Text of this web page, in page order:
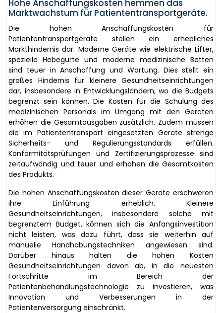
Hohe Anschaffungskosten hemmen das
Marktwachstum für Patiententransportgeräte.
Die hohen Anschaffungskosten für
Patiententransportgeräte stellen ein erhebliches
Markthindernis dar. Moderne Geräte wie elektrische Lifter,
spezielle Hebegurte und moderne medizinische Betten
sind teuer in Anschaffung und Wartung. Dies stellt ein
großes Hindernis für kleinere Gesundheitseinrichtungen
dar, insbesondere in Entwicklungsländern, wo die Budgets
begrenzt sein können. Die Kosten für die Schulung des
medizinischen Personals im Umgang mit den Geräten
erhöhen die Gesamtausgaben zusätzlich. Zudem müssen
die im Patiententransport eingesetzten Geräte strenge
Sicherheits- und Regulierungsstandards erfüllen.
Konformitätsprüfungen und Zertifizierungsprozesse sind
zeitaufwändig und teuer und erhöhen die Gesamtkosten
des Produkts.
Die hohen Anschaffungskosten dieser Geräte erschweren
ihre Einführung erheblich. Kleinere
Gesundheitseinrichtungen, insbesondere solche mit
begrenztem Budget, können sich die Anfangsinvestition
nicht leisten, was dazu führt, dass sie weiterhin auf
manuelle Handhabungstechniken angewiesen sind.
Darüber hinaus halten die hohen Kosten
Gesundheitseinrichtungen davon ab, in die neuesten
Fortschritte im Bereich der
Patientenbehandlungstechnologie zu investieren, was
Innovation und Verbesserungen in der
Patientenversorgung einschränkt.